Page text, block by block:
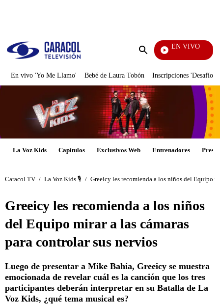
Enviar
EN VIVO
La Red
En vivo 'Yo Me Llamo' Bebé de Laura Tobón Inscripciones 'Desafío'
La Voz Kids Capítulos Exclusivos Web Entrenadores
Caracol TV / La Voz Kids 🎙️ / Greeicy les recomienda a los niños del Equipo
Greeicy les recomienda a los niños
del Equipo mirar a las cámaras
para controlar sus nervios
Luego de presentar a Mike Bahía, Greeicy se muestra
emocionada de revelar cuál es la canción que los tres
participantes deberán interpretar en su Batalla de La
Voz Kids, ¿qué tema musical es?